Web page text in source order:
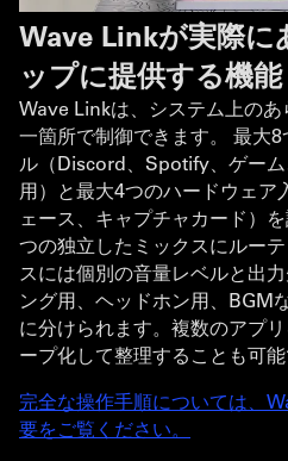
Wave Linkが実際に
ップに提供する機能
Wave Linkは、システム上の
一箇所で制御できます。 最大
ル（Discord、Spotify、ゲーム
用）と最大4つのハードウェア
ェース、キャプチャカード）
つの独立したミックスにルー
スには個別の音量レベルと出
ング用、ヘッドホン用、BGM
に分けられます。複数のアプ
ープ化して整理することも可能
完全な操作手順については、
要をご覧ください。